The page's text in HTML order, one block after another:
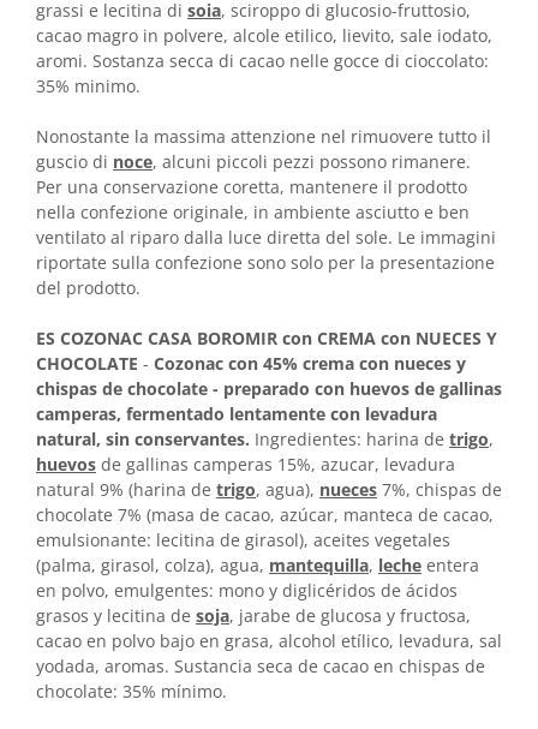
grassi e lecitina di soia, sciroppo di glucosio-fruttosio,
cacao magro in polvere, alcole etilico, lievito, sale iodato,
aromi. Sostanza secca di cacao nelle gocce di cioccolato:
35% minimo.
Nonostante la massima attenzione nel rimuovere tutto il
guscio di noce, alcuni piccoli pezzi possono rimanere.
Per una conservazione coretta, mantenere il prodotto
nella confezione originale, in ambiente asciutto e ben
ventilato al riparo dalla luce diretta del sole. Le immagini
riportate sulla confezione sono solo per la presentazione
del prodotto.
ES COZONAC CASA BOROMIR con CREMA con NUECES Y
CHOCOLATE - Cozonac con 45% crema con nueces y
chispas de chocolate - preparado con huevos de gallinas
camperas, fermentado lentamente con levadura
natural, sin conservantes. Ingredientes: harina de trigo,
huevos de gallinas camperas 15%, azucar, levadura
natural 9% (harina de trigo, agua), nueces 7%, chispas de
chocolate 7% (masa de cacao, azúcar, manteca de cacao,
emulsionante: lecitina de girasol), aceites vegetales
(palma, girasol, colza), agua, mantequilla, leche entera
en polvo, emulgentes: mono y diglicéridos de ácidos
grasos y lecitina de soja, jarabe de glucosa y fructosa,
cacao en polvo bajo en grasa, alcohol etílico, levadura, sal
yodada, aromas. Sustancia seca de cacao en chispas de
chocolate: 35% mínimo.